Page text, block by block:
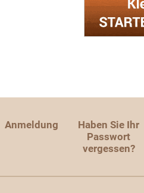
Anmeldung
Haben Sie Ihr
Passwort
vergessen?